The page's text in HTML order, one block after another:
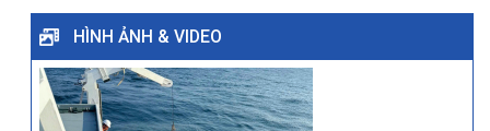
HÌNH ẢNH & VIDEO